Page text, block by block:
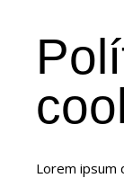
Lorem ipsum